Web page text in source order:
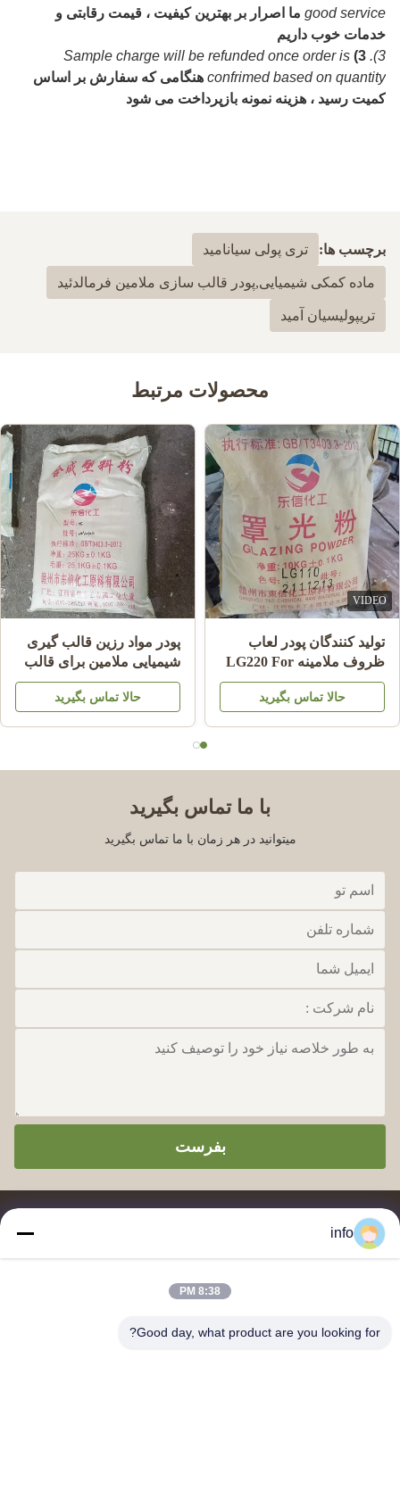
good service ما اصرار بر بهترین کیفیت ، قیمت رقابتی و
خدمات خوب داریم
3).
3)
Sample charge will be refunded once order is
confrimed based on quantity هنگامی که سفارش بر اساس
کمیت رسید ، هزینه نمونه بازپرداخت می شود
برچسب ها: تری پولی سیانامید
ماده کمکی شیمیایی,پودر قالب سازی ملامین فرمالدئید
تریپولیسیان آمید
محصولات مرتبط
VIDEO
تولید کنندگان پودر لعاب
ظروف ملامینه LG220 For
Shining Plate Melamine
حالا تماس بگیرید
پودر مواد رزین قالب گیری
شیمیایی ملامین برای قالب
گیری ظروف ملامینه A5
حالا تماس بگیرید
با ما تماس بگیرید
میتوانید در هر زمان با ما تماس بگیرید
بفرست
ملامین، ترکیب قالب سازی اوره، پودر شیشه، ظروف میز ملامین،
info
8:38 PM
Good day, what product are you looking for?